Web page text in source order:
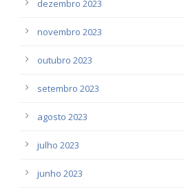
dezembro 2023
novembro 2023
outubro 2023
setembro 2023
agosto 2023
julho 2023
junho 2023